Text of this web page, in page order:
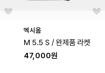
엑시옴
M 5.5 S / 완제품 라켓
47,000원